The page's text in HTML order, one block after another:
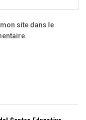
site dans le